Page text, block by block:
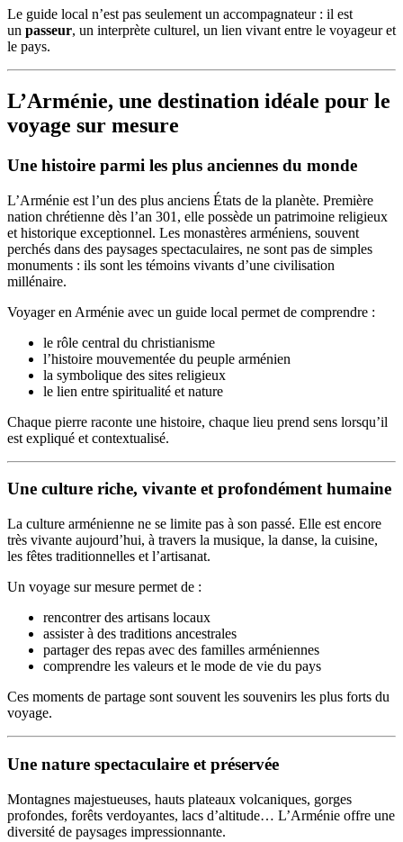
Le guide local n’est pas seulement un accompagnateur : il est
un passeur, un interprète culturel, un lien vivant entre le voyageur et
le pays.
L’Arménie, une destination idéale pour le
voyage sur mesure
Une histoire parmi les plus anciennes du monde
L’Arménie est l’un des plus anciens États de la planète. Première
nation chrétienne dès l’an 301, elle possède un patrimoine religieux
et historique exceptionnel. Les monastères arméniens, souvent
perchés dans des paysages spectaculaires, ne sont pas de simples
monuments : ils sont les témoins vivants d’une civilisation
millénaire.
Voyager en Arménie avec un guide local permet de comprendre :
le rôle central du christianisme
l’histoire mouvementée du peuple arménien
la symbolique des sites religieux
le lien entre spiritualité et nature
Chaque pierre raconte une histoire, chaque lieu prend sens lorsqu’il
est expliqué et contextualisé.
Une culture riche, vivante et profondément humaine
La culture arménienne ne se limite pas à son passé. Elle est encore
très vivante aujourd’hui, à travers la musique, la danse, la cuisine,
les fêtes traditionnelles et l’artisanat.
Un voyage sur mesure permet de :
rencontrer des artisans locaux
assister à des traditions ancestrales
partager des repas avec des familles arméniennes
comprendre les valeurs et le mode de vie du pays
Ces moments de partage sont souvent les souvenirs les plus forts du
voyage.
Une nature spectaculaire et préservée
Montagnes majestueuses, hauts plateaux volcaniques, gorges
profondes, forêts verdoyantes, lacs d’altitude… L’Arménie offre une
diversité de paysages impressionnante.